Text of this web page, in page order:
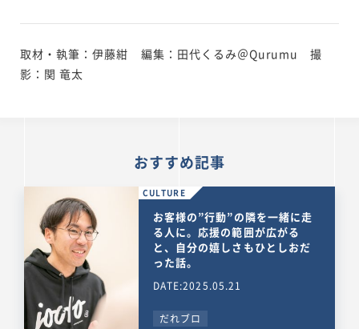
取材・執筆：伊藤紺 編集：田代くるみ＠Qurumu 撮
影：関 竜太
おすすめ記事
CULTURE
お客様の”行動”の隣を一緒に走
る人に。応援の範囲が広がる
と、自分の嬉しさもひとしおだ
った話。
DATE:2025.05.21
だれブロ